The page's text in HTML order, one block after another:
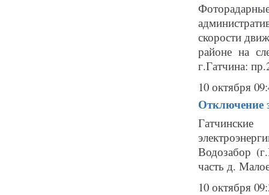
скорости
районе на
г.Гатчина:
10 октября
Отключение
Водозабор
часть д.
10 октября